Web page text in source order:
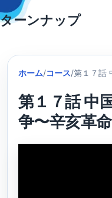
Skip
to
ターンナップ
ホーム/コース/第１７話
第１７話
争〜辛亥革命